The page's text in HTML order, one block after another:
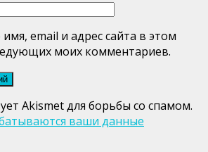
email и адрес сайта в этом
моих комментариев.
Akismet для борьбы со спамом.
ваши данные